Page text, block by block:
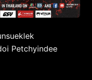
Petchyindee